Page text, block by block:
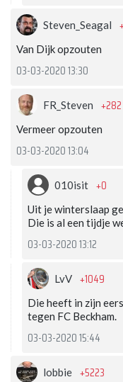
Steven_Seagal
Van Dijk opzouten
03-03-2020 13:30
FR_Steven +282
Vermeer opzouten
03-03-2020 13:04
010isit +0
Uit je winterslaap
Die is al een tijdje
03-03-2020 13:12
LvV +1049
Die heeft in zijn
tegen FC Beckham.
03-03-2020 15:44
lobbie +5223